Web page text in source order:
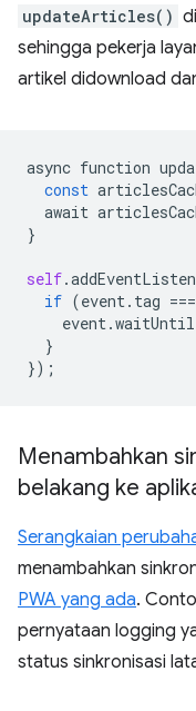
updateArticles()
sehingga pekerja
artikel didownload
async function
const
await
}
self.
if (event. tag ===
event.waitUntil
}
});
Menambahkan
belakang ke
Serangkaian
menambahkan
PWA yang ada.
pernyataan logging
status sinkronisasi